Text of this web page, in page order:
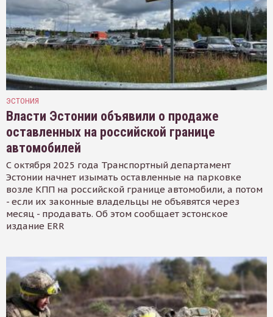
ЭСТОНИЯ
Власти Эстонии объявили о продаже
оставленных на российской границе
автомобилей
С октября 2025 года Транспортный департамент
Эстонии начнет изымать оставленные на парковке
возле КПП на российской границе автомобили, а потом
- если их законные владельцы не объявятся через
месяц - продавать. Об этом сообщает эстонское
издание ERR